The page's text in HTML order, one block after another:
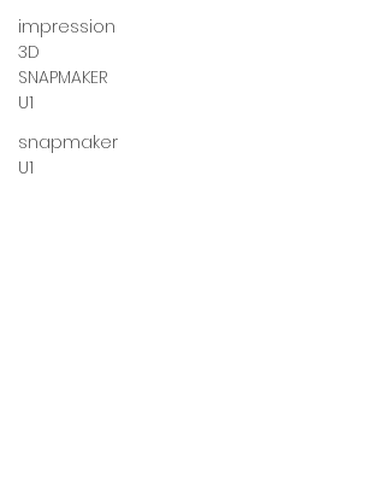
impression
3D
SNAPMAKER
U1
snapmaker
U1